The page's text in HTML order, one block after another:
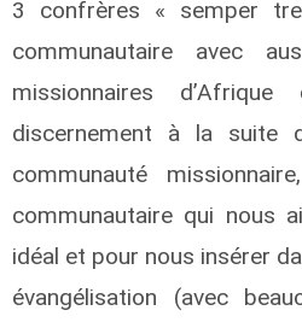
3 confrères « semper
communautaire avec
missionnaires
discernement à la suite
communauté
communautaire qui nous
idéal et pour nous insérer
évangélisation (avec